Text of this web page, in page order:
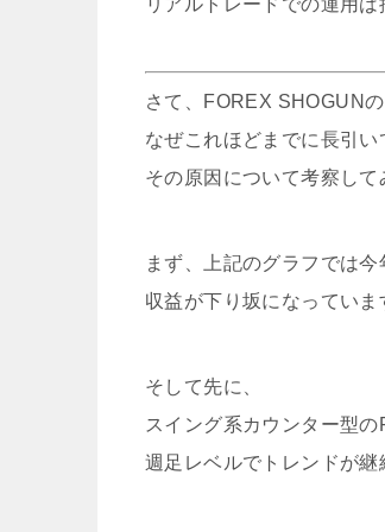
リアルトレードでの運用は
さて、FOREX SHOGUNの
なぜこれほどまでに長引い
その原因について考察して
まず、上記のグラフでは
収益が下り坂になっていま
そして先に、
スイング系カウンター型
週足レベルでトレンドが継